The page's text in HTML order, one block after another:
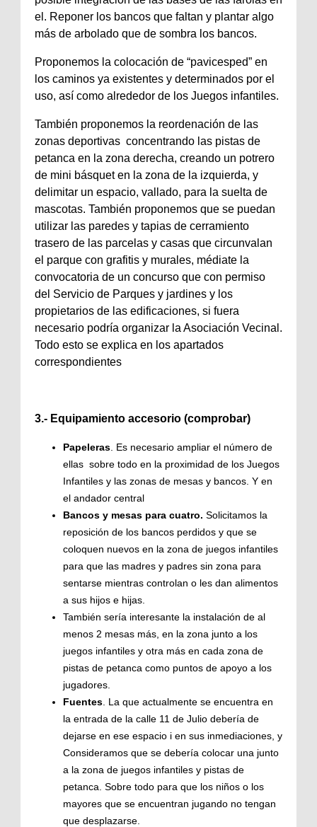
el. Reponer los bancos que faltan y plantar algo
más de arbolado que de sombra los bancos.
Proponemos la colocación de “pavicesped” en
los caminos ya existentes y determinados por el
uso, así como alrededor de los Juegos infantiles.
También proponemos la reordenación de las
zonas deportivas concentrando las pistas de
petanca en la zona derecha, creando un potrero
de mini básquet en la zona de la izquierda, y
delimitar un espacio, vallado, para la suelta de
mascotas. También proponemos que se puedan
utilizar las paredes y tapias de cerramiento
trasero de las parcelas y casas que circunvalan
el parque con grafitis y murales, médiate la
convocatoria de un concurso que con permiso
del Servicio de Parques y jardines y los
propietarios de las edificaciones, si fuera
necesario podría organizar la Asociación Vecinal.
Todo esto se explica en los apartados
correspondientes
3.- Equipamiento accesorio (comprobar)
Papeleras . Es necesario ampliar el número de
ellas sobre todo en la proximidad de los Juegos
Infantiles y las zonas de mesas y bancos. Y en
el andador central
Bancos y mesas para cuatro. Solicitamos la
reposición de los bancos perdidos y que se
coloquen nuevos en la zona de juegos infantiles
para que las madres y padres sin zona para
sentarse mientras controlan o les dan alimentos
a sus hijos e hijas.
También sería interesante la instalación de al
menos 2 mesas más, en la zona junto a los
juegos infantiles y otra más en cada zona de
pistas de petanca como puntos de apoyo a los
jugadores.
Fuentes . La que actualmente se encuentra en
la entrada de la calle 11 de Julio debería de
dejarse en ese espacio i en sus inmediaciones, y
Consideramos que se debería colocar una junto
a la zona de juegos infantiles y pistas de
petanca. Sobre todo para que los niños o los
mayores que se encuentran jugando no tengan
que desplazarse.